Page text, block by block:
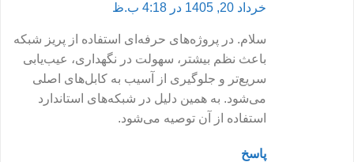
خرداد 20, 1405 در 4:18 ب.ظ
سلام. در پروژه‌های حرفه‌ای استفاده از پریز شبکه
باعث نظم بیشتر، سهولت در نگهداری، عیب‌یابی
سریع‌تر و جلوگیری از آسیب به کابل‌های اصلی
می‌شود. به همین دلیل در شبکه‌های استاندارد
استفاده از آن توصیه می‌شود.
پاسخ